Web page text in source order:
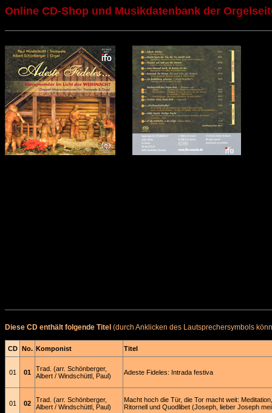
Online CD-Shop und Musikdatenbank der
Diese CD enthält folgende Titel (durch Anklicken des Lautsprechersymbols
CD No. Komponist Titel
01 01
Trad. (arr. Schönberger,
Albert / Windschüttl, Paul)
Adeste Fideles: Intrada festiva
01 02
Trad. (arr. Schönberger,
Albert / Windschüttl, Paul)
Macht hoch die Tür, die Tor macht weit: Meditation,
Ritornell und Quodlibet (Joseph, lieber Joseph